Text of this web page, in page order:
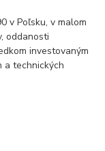
v Poľsku, v malom
oddanosti
investovaným
a technických